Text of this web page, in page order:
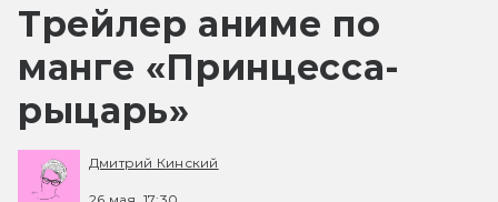
Трейлер аниме по
манге «Принцесса-
рыцарь»
Дмитрий Кинский